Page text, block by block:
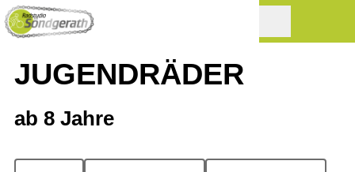
JUGENDRÄDER
ab 8 Jahre